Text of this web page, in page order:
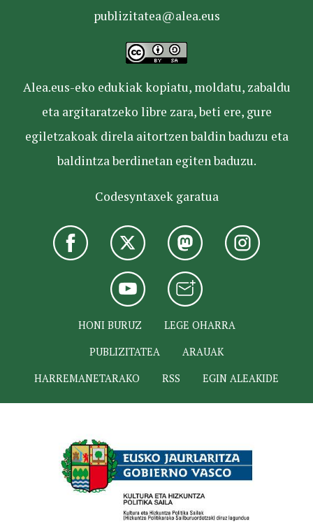
publizitatea@alea.eus
Alea.eus-eko edukiak kopiatu, moldatu, zabaldu
eta argitaratzeko libre zara, beti ere, gure
egiletzakoak direla aitortzen baldin baduzu eta
baldintza berdinetan egiten baduzu.
Codesyntaxek garatua
HONI BURUZ
LEGE OHARRA
PUBLIZITATEA
ARAUAK
HARREMANETARAKO
RSS EGIN ALEAKIDE